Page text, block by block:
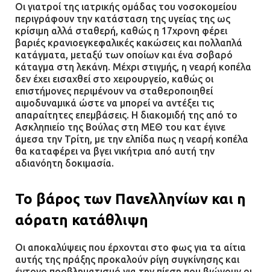
Οι γιατροί της ιατρικής ομάδας του νοσοκομείου
περιγράφουν την κατάσταση της υγείας της ως
κρίσιμη αλλά σταθερή, καθώς η 17χρονη φέρει
βαριές κρανιοεγκεφαλικές κακώσεις και πολλαπλά
κατάγματα, μεταξύ των οποίων και ένα σοβαρό
κάταγμα στη λεκάνη. Μέχρι στιγμής, η νεαρή κοπέλα
δεν έχει εισαχθεί στο χειρουργείο, καθώς οι
επιστήμονες περιμένουν να σταθεροποιηθεί
αιμοδυναμικά ώστε να μπορεί να αντέξει τις
απαραίτητες επεμβάσεις. Η διακομιδή της από το
Ασκληπιείο της Βούλας στη ΜΕΘ του κατ έγινε
άμεσα την Τρίτη, με την ελπίδα πως η νεαρή κοπέλα
θα καταφέρει να βγει νικήτρια από αυτή την
αδιανόητη δοκιμασία.
Το βάρος των Πανελληνίων και η
αόρατη κατάθλιψη
Οι αποκαλύψεις που έρχονται στο φως για τα αίτια
αυτής της πράξης προκαλούν ρίγη συγκίνησης και